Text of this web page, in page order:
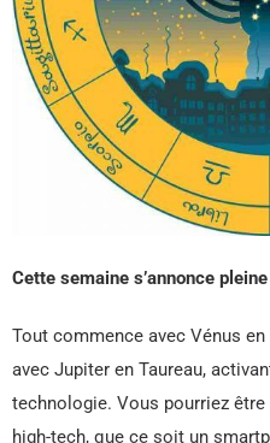
Cette semaine s’annonce
Tout commence avec Vénus
avec Jupiter en Taureau,
technologie. Vous pourriez
high-tech, que ce soit un